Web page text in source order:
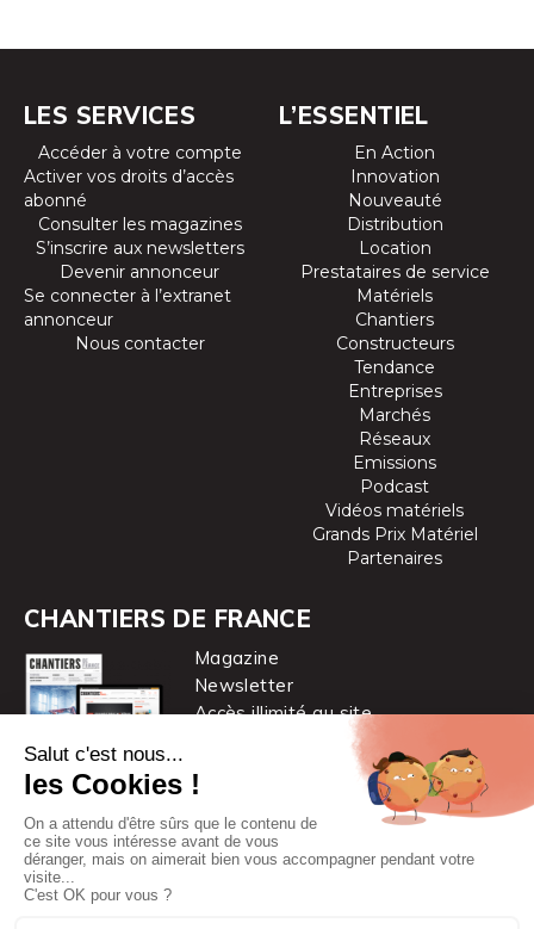
LES SERVICES
Accéder à votre compte
Activer vos droits d’accès
abonné
Consulter les magazines
S’inscrire aux newsletters
Devenir annonceur
Se connecter à l’extranet
annonceur
Nous contacter
L’ESSENTIEL
En Action
Innovation
Nouveauté
Distribution
Location
Prestataires de service
Matériels
Chantiers
Constructeurs
Tendance
Entreprises
Marchés
Réseaux
Emissions
Podcast
Vidéos matériels
Grands Prix Matériel
Partenaires
CHANTIERS DE FRANCE
Magazine
Newsletter
Accès illimité au site
Chantiers de France est une marque